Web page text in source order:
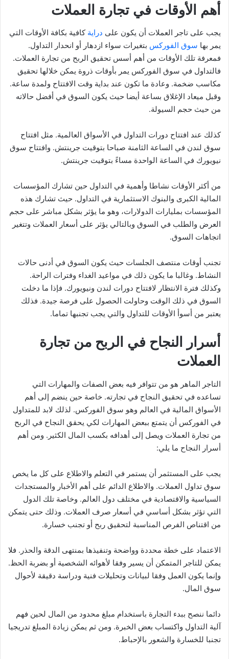
أهم الأوقات في تجارة العملات
يجب على تاجر العملات أن يكون على دراية كافية بكافة الأوقات التي
يمر بها سوق الفوركس بتغيرات سواء ازدهار أو انحدار التداول.
فمعرفة تلك الأوقات من أهم أسس تحقيق الربح من تجارة العملات.
فالتداول في سوق الفوركس يمر بأوقات ذروة يمكن خلالها تحقيق
مكاسب ضخمة. وعادة ما تكون عند بداية وقت الافتتاح ولمدة ساعة.
وقبل ميعاد الإغلاق بساعة أيضا حيث يكون السوق في أفضل حالاته
من حيث حجم السيولة.
كذلك عند افتتاح دورات التداول في الأسواق العالمية. مثل افتتاح
سوق لندن في الساعة الثامنة صباحا بتوقيت جرينتش. وافتتاح سوق
نيويورك في الساعة الواحدة مساءً بتوقيت جرينتش.
من أكثر الأوقات نشاطا وأهمية في التداول حين تشارك المؤسسات
المالية الكبرى والبنوك الاستثمارية في التداول. حيث تشارك هذه
المؤسسات بمليارات الدولارات، وهو ما يؤثر بشكل مباشر على حجم
العرض والطلب في السوق وبالتالي يؤثر على أسعار العملات وتتغير
اتجاهات السوق.
تجنب أوقات منتصف الجلسات حيث يكون السوق في أدنى حالات
النشاط. وغالبا ما يكون ذلك في مواعيد الغداء وفترات الراحة.
وكذلك فترة الانتظار لافتتاح دورات لندن ونيويورك. فإذا ما دخلت
السوق في ذلك الوقت وحاولت الحصول على فرصة جيدة. فذلك
يعتبر من أسوأ الأوقات للتداول والتي يجب تجنبها تماما.
أسرار النجاح في الربح من تجارة
العملات
التاجر الماهر هو من تتوافر فيه بعض الصفات والمهارات التي
تساعده في تحقيق النجاح في تجارته. خاصة حين ينضم إلى أهم
الأسواق المالية في العالم وهو سوق الفوركس. لذلك لابد للمتداول
في الفوركس أن يتمتع ببعض المهارات لكي يحقق النجاح في الربح
من تجارة العملات ويصل إلى أهدافه بكسب المال الكثير. ومن أهم
أسرار النجاح ما يلي:
يجب على المستثمر أن يستمر في التعلم والاطلاع على كل ما يخص
سوق تداول العملات. والاطلاع الدائم على أهم الأخبار والمستجدات
السياسية والاقتصادية في مختلف دول العالم. وخاصة تلك الدول
التي تؤثر بشكل أساسي في أسعار صرف العملات. وذلك حتى يتمكن
من اقتناص الفرص المناسبة لتحقيق ربح أو تجنب خسارة.
الاعتماد على خطة محددة وواضحة وتنفيذها بمنتهى الدقة والحذر. فلا
يمكن للتاجر المتمكن أن يسير وفقا لأهوائه الشخصية أو بضربة الحظ.
وإنما يكون العمل وفقا لبيانات وتحليلات فنية ودراسة دقيقة لأحوال
سوق المال.
دائما ننصح ببدء التجارة باستخدام مبلغ محدود من المال لحين فهم
آلية التداول واكتساب بعض الخبرة. ومن ثم يمكن زيادة المبلغ تدريجيا
تجنبا للخسارة والشعور بالإحباط.